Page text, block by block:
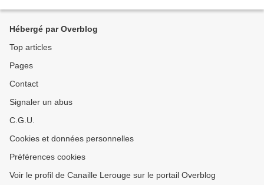
Hébergé par Overblog
Top articles
Pages
Contact
Signaler un abus
C.G.U.
Cookies et données personnelles
Préférences cookies
Voir le profil de Canaille Lerouge sur le portail Overblog